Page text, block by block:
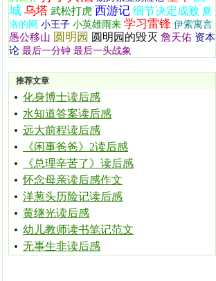
城 乌塔 武松打虎 西游记 细节决定成败 夏
洛的网 小王子 小英雄雨来 学习雷锋 伊索寓言
愚公移山 圆明园 圆明园的毁灭 詹天佑 资本
论 最后一分钟 最后一头战象
推荐文章
化身博士读后感
水知道答案读后感
远大前程读后感
《闲事爸爸》2读后感
《总理辛苦了》读后感
怀念母亲读后感作文
洋葱头历险记读后感
黄继光读后感
幼儿教师读书笔记范文
无事生非读后感